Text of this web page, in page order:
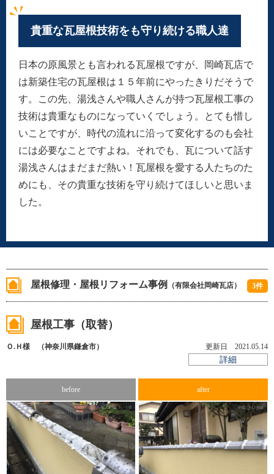
貴重な瓦屋根技術をも守り続ける職人達
日本の原風景とも言われる瓦屋根ですが、岡崎瓦店で
は新築住宅の瓦屋根は１５年前にやったきりだそうで
す。この先、湯浅さんや職人さんが持つ瓦屋根工事の
技術は貴重なものになっていくでしょう。とても惜し
いことですが、時代の流れに沿って変化するのも会社
には必要なことですよね。それでも、瓦について話す
湯浅さんはまだまだ熱い！瓦屋根を愛する人たちのた
めにも、その貴重な技術を守り続けてほしいと思いま
した。
屋根修理・屋根リフォーム事例 （有限会社岡崎瓦店） 3件
屋根工事（取替）
Ｏ.Ｈ様 （神奈川県鎌倉市） 更新日 2021.05.14
詳細
before after